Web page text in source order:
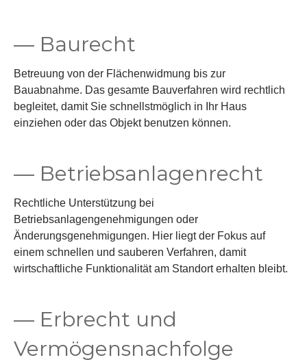
— Baurecht
Betreuung von der Flächenwidmung bis zur
Bauabnahme. Das gesamte Bauverfahren wird rechtlich
begleitet, damit Sie schnellstmöglich in Ihr Haus
einziehen oder das Objekt benutzen können.
— Betriebsanlagenrecht
Rechtliche Unterstützung bei
Betriebsanlagengenehmigungen oder
Änderungsgenehmigungen. Hier liegt der Fokus auf
einem schnellen und sauberen Verfahren, damit
wirtschaftliche Funktionalität am Standort erhalten bleibt.
— Erbrecht und
Vermögensnachfolge